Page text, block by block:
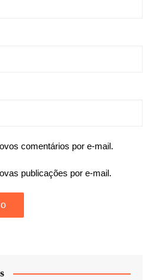
comentários por e-mail.
publicações por e-mail.